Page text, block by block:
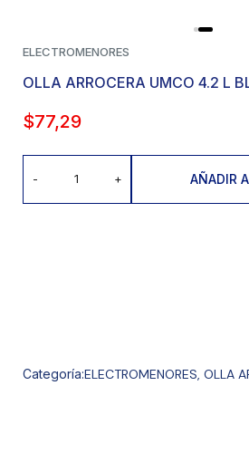
ELECTROMENORES
OLLA ARROCERA UMCO 4.2 L
$77,29
- + AÑADIR
Categoría:ELECTROMENORES, OLLA